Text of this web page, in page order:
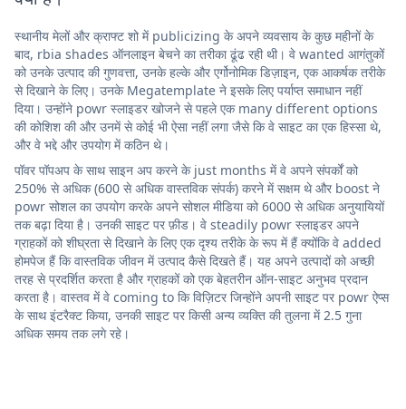
स्थानीय मेलों और क्राफ्ट शो में publicizing के अपने व्यवसाय के कुछ महीनों के
बाद, rbia shades ऑनलाइन बेचने का तरीका ढूंढ रही थी। वे wanted आगंतुकों
को उनके उत्पाद की गुणवत्ता, उनके हल्के और एर्गोनोमिक डिज़ाइन, एक आकर्षक तरीके
से दिखाने के लिए। उनके Megatemplate ने इसके लिए पर्याप्त समाधान नहीं
दिया। उन्होंने powr स्लाइडर खोजने से पहले एक many different options
की कोशिश की और उनमें से कोई भी ऐसा नहीं लगा जैसे कि वे साइट का एक हिस्सा थे,
और वे भद्दे और उपयोग में कठिन थे।
पॉवर पॉपअप के साथ साइन अप करने के just months में वे अपने संपर्कों को
250% से अधिक (600 से अधिक वास्तविक संपर्क) करने में सक्षम थे और boost ने
powr सोशल का उपयोग करके अपने सोशल मीडिया को 6000 से अधिक अनुयायियों
तक बढ़ा दिया है। उनकी साइट पर फ़ीड। वे steadily powr स्लाइडर अपने
ग्राहकों को शीघ्रता से दिखाने के लिए एक दृश्य तरीके के रूप में हैं क्योंकि वे added
होमपेज हैं कि वास्तविक जीवन में उत्पाद कैसे दिखते हैं। यह अपने उत्पादों को अच्छी
तरह से प्रदर्शित करता है और ग्राहकों को एक बेहतरीन ऑन-साइट अनुभव प्रदान
करता है। वास्तव में वे coming to कि विज़िटर जिन्होंने अपनी साइट पर powr ऐप्स
के साथ इंटरैक्ट किया, उनकी साइट पर किसी अन्य व्यक्ति की तुलना में 2.5 गुना
अधिक समय तक लगे रहे।